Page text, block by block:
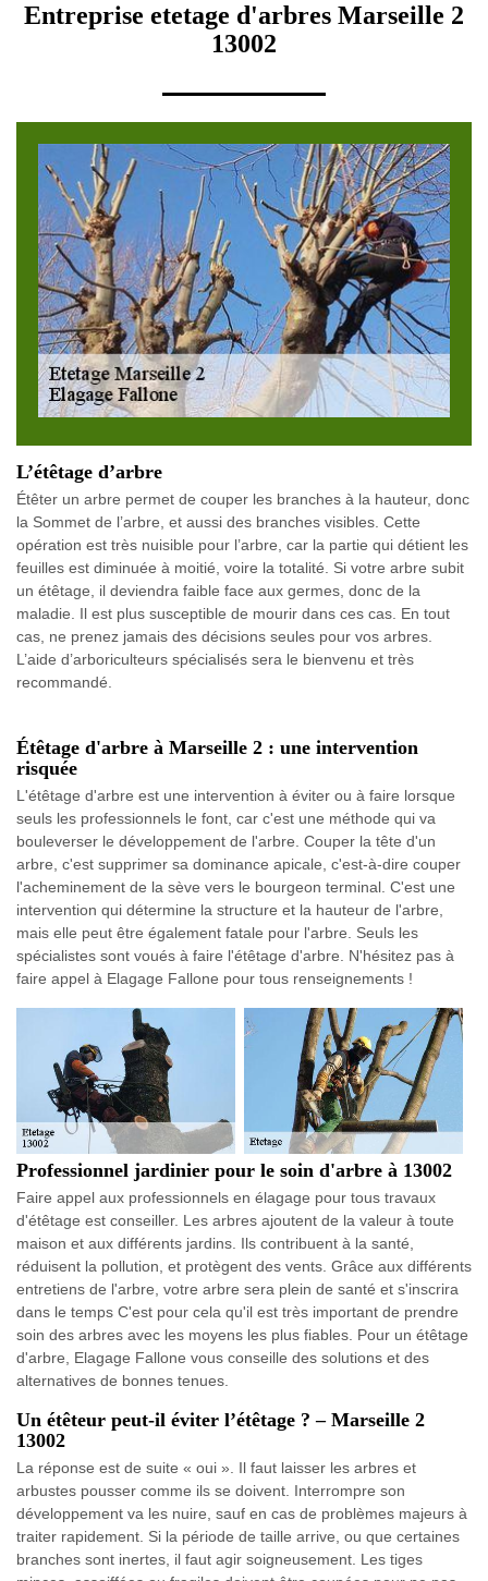
Entreprise etetage d'arbres Marseille 2
13002
L’étêtage d’arbre
Étêter un arbre permet de couper les branches à la hauteur, donc
la Sommet de l’arbre, et aussi des branches visibles. Cette
opération est très nuisible pour l’arbre, car la partie qui détient les
feuilles est diminuée à moitié, voire la totalité. Si votre arbre subit
un étêtage, il deviendra faible face aux germes, donc de la
maladie. Il est plus susceptible de mourir dans ces cas. En tout
cas, ne prenez jamais des décisions seules pour vos arbres.
L’aide d’arboriculteurs spécialisés sera le bienvenu et très
recommandé.
Étêtage d'arbre à Marseille 2 : une intervention
risquée
L'étêtage d'arbre est une intervention à éviter ou à faire lorsque
seuls les professionnels le font, car c'est une méthode qui va
bouleverser le développement de l'arbre. Couper la tête d'un
arbre, c'est supprimer sa dominance apicale, c'est-à-dire couper
l'acheminement de la sève vers le bourgeon terminal. C'est une
intervention qui détermine la structure et la hauteur de l'arbre,
mais elle peut être également fatale pour l'arbre. Seuls les
spécialistes sont voués à faire l'étêtage d'arbre. N'hésitez pas à
faire appel à Elagage Fallone pour tous renseignements !
Professionnel jardinier pour le soin d'arbre à 13002
Faire appel aux professionnels en élagage pour tous travaux
d'étêtage est conseiller. Les arbres ajoutent de la valeur à toute
maison et aux différents jardins. Ils contribuent à la santé,
réduisent la pollution, et protègent des vents. Grâce aux différents
entretiens de l'arbre, votre arbre sera plein de santé et s'inscrira
dans le temps C'est pour cela qu'il est très important de prendre
soin des arbres avec les moyens les plus fiables. Pour un étêtage
d'arbre, Elagage Fallone vous conseille des solutions et des
alternatives de bonnes tenues.
Un étêteur peut-il éviter l’étêtage ? – Marseille 2
13002
La réponse est de suite « oui ». Il faut laisser les arbres et
arbustes pousser comme ils se doivent. Interrompre son
développement va les nuire, sauf en cas de problèmes majeurs à
traiter rapidement. Si la période de taille arrive, ou que certaines
branches sont inertes, il faut agir soigneusement. Les tiges